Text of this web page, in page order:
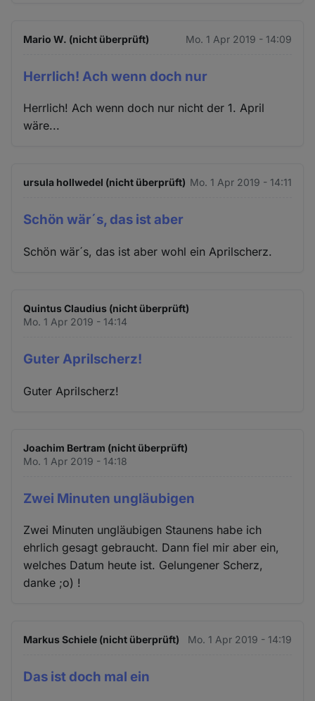
Mario W. (nicht überprüft) Mo. 1 Apr 2019 - 14:09
Herrlich! Ach wenn doch nur
Herrlich! Ach wenn doch nur nicht der 1. April
wäre...
ursula hollwedel (nicht überprüft) Mo. 1 Apr 2019 - 14:11
Schön wär´s, das ist aber
Schön wär´s, das ist aber wohl ein Aprilscherz.
Quintus Claudius (nicht überprüft)
Mo. 1 Apr 2019 - 14:14
Guter Aprilscherz!
Guter Aprilscherz!
Joachim Bertram (nicht überprüft)
Mo. 1 Apr 2019 - 14:18
Zwei Minuten ungläubigen
Zwei Minuten ungläubigen Staunens habe ich
ehrlich gesagt gebraucht. Dann fiel mir aber ein,
welches Datum heute ist. Gelungener Scherz,
danke ;o) !
Markus Schiele (nicht überprüft) Mo. 1 Apr 2019 - 14:19
Das ist doch mal ein